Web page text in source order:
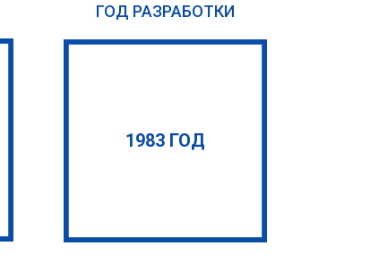
ГОД РАЗРАБОТКИ
1983 ГОД